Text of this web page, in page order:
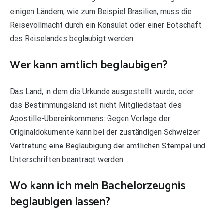
einigen Ländern, wie zum Beispiel Brasilien, muss die
Reisevollmacht durch ein Konsulat oder einer Botschaft
des Reiselandes beglaubigt werden.
Wer kann amtlich beglaubigen?
Das Land, in dem die Urkunde ausgestellt wurde, oder
das Bestimmungsland ist nicht Mitgliedstaat des
Apostille-Übereinkommens: Gegen Vorlage der
Originaldokumente kann bei der zuständigen Schweizer
Vertretung eine Beglaubigung der amtlichen Stempel und
Unterschriften beantragt werden.
Wo kann ich mein Bachelorzeugnis
beglaubigen lassen?